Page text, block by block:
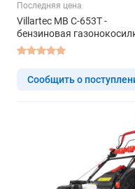
Последняя цена
Villartec MB C-653T -
бензиновая
самоходная
Сообщить о